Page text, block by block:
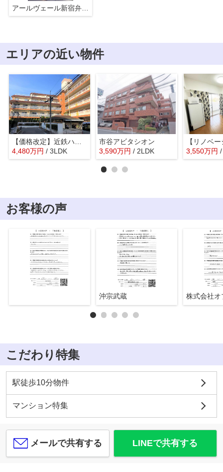
アールヴェール新宿弁天町
エリアの近い物件
4,480万円 / 3LDK
市谷アビタシオン
3,590万円 / 2LDK 3,550万円
お客様の声
沖宗武蔵
こだわり特集
駅徒歩10分物件
マンション特集
メールで共有する LINEで共有する